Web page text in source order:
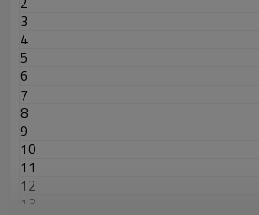
3
4
5
6
7
8
9
10
11
12
13